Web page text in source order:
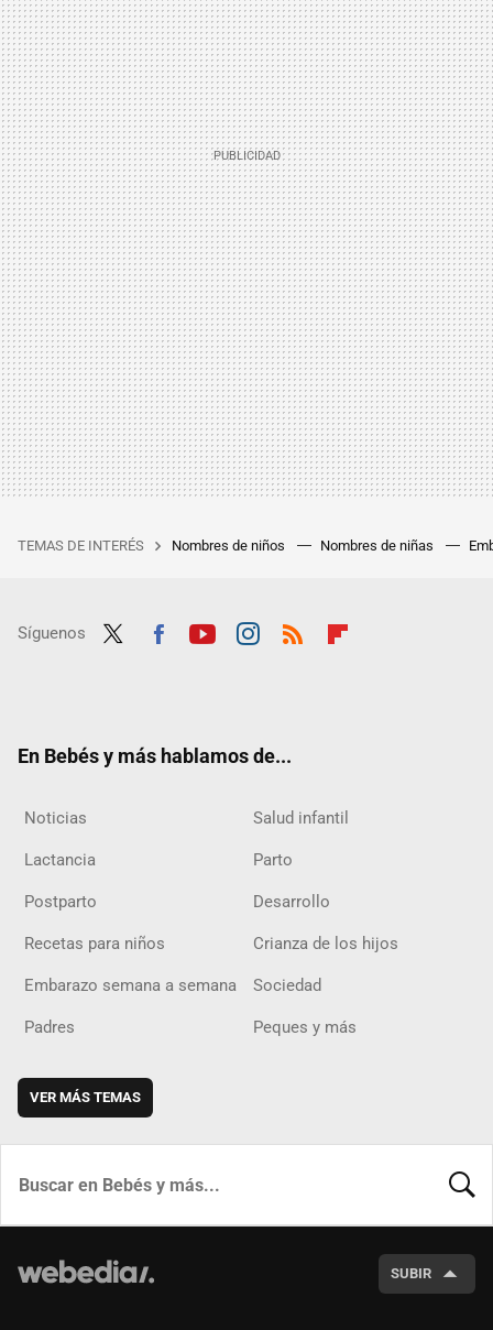
TEMAS DE INTERÉS Nombres de niños Nombres de niñas
Síguenos
En Bebés y más hablamos de...
Noticias Salud infantil
Lactancia Parto
Postparto Desarrollo
Recetas para niños Crianza de los hijos
Embarazo semana a semana Sociedad
Padres Peques y más
VER MÁS TEMAS
SUBIR